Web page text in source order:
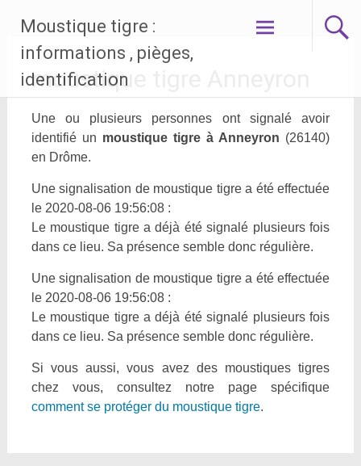
contenu
Moustique tigre :
informations , pièges,
identification
moustique tigre Anneyron
Une ou plusieurs personnes ont signalé avoir
identifié un moustique tigre à Anneyron (26140)
en Drôme.
Une signalisation de moustique tigre a été effectuée
le 2020-08-06 19:56:08 :
Le moustique tigre a déjà été signalé plusieurs fois
dans ce lieu. Sa présence semble donc régulière.
Une signalisation de moustique tigre a été effectuée
le 2020-08-06 19:56:08 :
Le moustique tigre a déjà été signalé plusieurs fois
dans ce lieu. Sa présence semble donc régulière.
Si vous aussi, vous avez des moustiques tigres
chez vous, consultez notre page spécifique
comment se protéger du moustique tigre.